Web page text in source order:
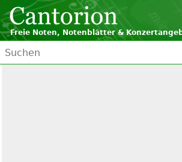
Freie Noten, Notenblätter &